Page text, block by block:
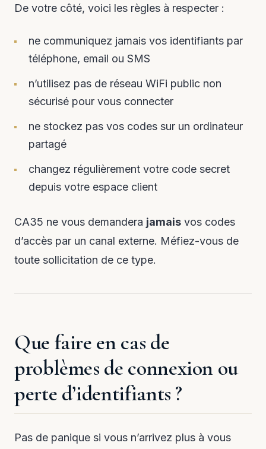
De votre côté, voici les règles à respecter :
ne communiquez jamais vos identifiants par
téléphone, email ou SMS
n’utilisez pas de réseau WiFi public non
sécurisé pour vous connecter
ne stockez pas vos codes sur un ordinateur
partagé
changez régulièrement votre code secret
depuis votre espace client
CA35 ne vous demandera jamais vos codes
d’accès par un canal externe. Méfiez-vous de
toute sollicitation de ce type.
Que faire en cas de
problèmes de connexion ou
perte d’identifiants ?
Pas de panique si vous n’arrivez plus à vous